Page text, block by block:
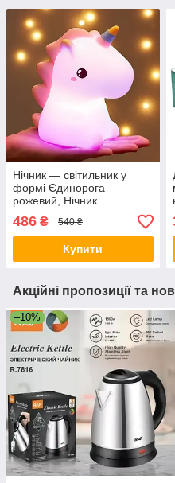
Нічник — світильник у
формі Єдинорога
рожевий, Нічник
силіконовий RGB Єдиноріг
Led на акумуляторі
486 ₴ 540 ₴
Купити
Акційні пропозиції та
–10%